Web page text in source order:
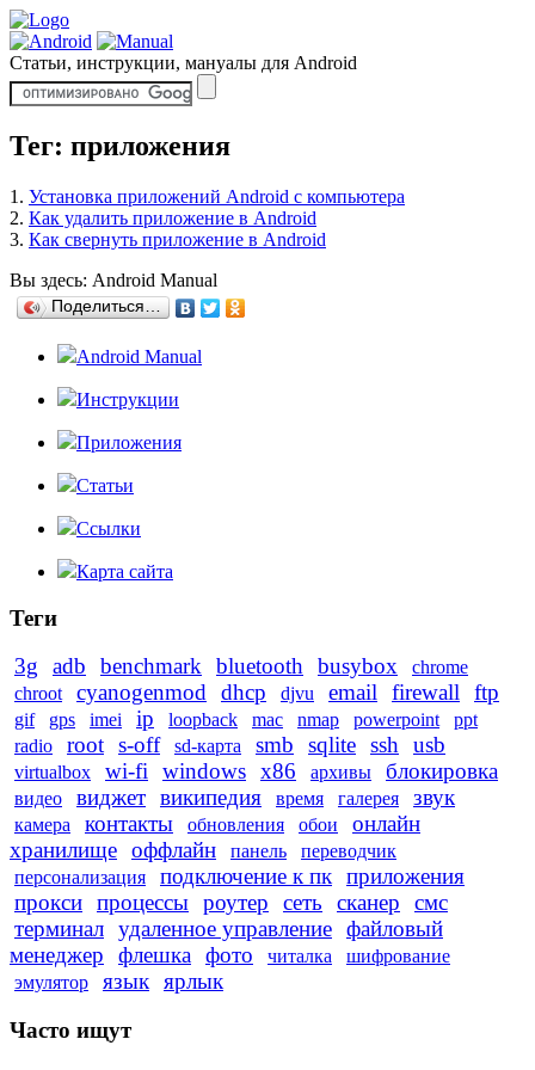
Статьи, инструкции, мануалы для Android
Тег: приложения
1. Установка приложений Android с компьютера
2. Как удалить приложение в Android
3. Как свернуть приложение в Android
Вы здесь: Android Manual
Поделиться…
Android Manual
Инструкции
Приложения
Статьи
Ссылки
Карта сайта
Теги
3g
adb benchmark bluetooth busybox
chrome
chroot
cyanogenmod dhcp djvu email firewall ftp
gif gps imei ip loopback mac nmap powerpoint
ppt
radio
root s-off sd-карта smb sqlite ssh usb
virtualbox wi-fi windows x86 архивы блокировка
видео виджет википедия время галерея звук
камера контакты обновления обои
онлайн
хранилище оффлайн панель
переводчик
персонализация
подключение к пк приложения
прокси процессы роутер сеть сканер
смс
терминал удаленное управление файловый
менеджер
флешка фото читалка
шифрование
эмулятор
язык ярлык
Часто ищут